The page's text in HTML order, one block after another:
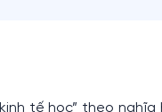
tế học” theo